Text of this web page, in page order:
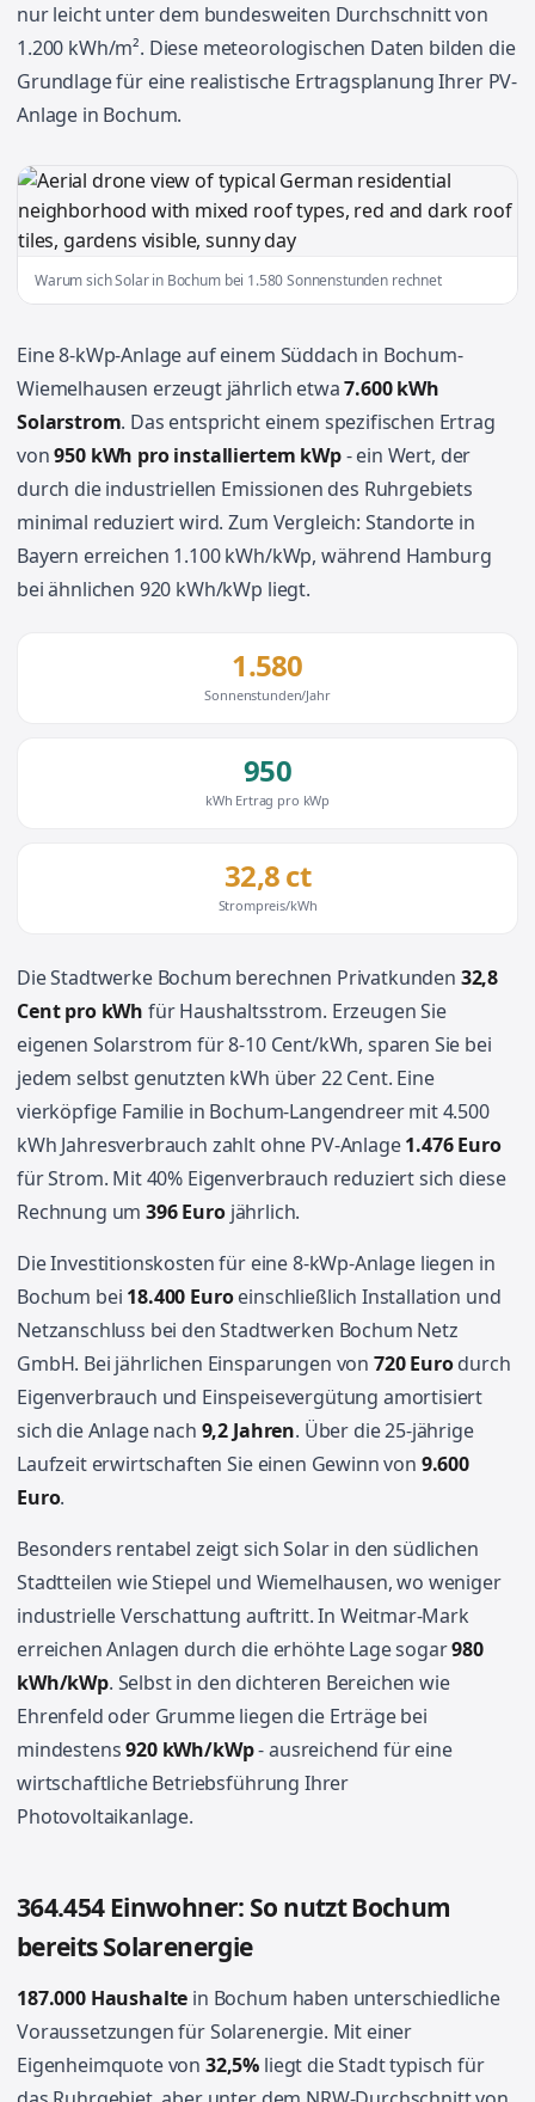
nur leicht unter dem bundesweiten Durchschnitt von
1.200 kWh/m². Diese meteorologischen Daten bilden die
Grundlage für eine realistische Ertragsplanung Ihrer PV-
Anlage in Bochum.
Warum sich Solar in Bochum bei 1.580 Sonnenstunden rechnet
Eine 8-kWp-Anlage auf einem Süddach in Bochum-
Wiemelhausen erzeugt jährlich etwa7.600 kWh
Solarstrom. Das entspricht einem spezifischen Ertrag
von950 kWh pro installiertem kWp- ein Wert, der
durch die industriellen Emissionen des Ruhrgebiets
minimal reduziert wird. Zum Vergleich: Standorte in
Bayern erreichen 1.100 kWh/kWp, während Hamburg
bei ähnlichen 920 kWh/kWp liegt.
1.580
Sonnenstunden/Jahr
950
kWh Ertrag pro kWp
32,8 ct
Strompreis/kWh
Die Stadtwerke Bochum berechnen Privatkunden 32,8
Cent pro kWh für Haushaltsstrom. Erzeugen Sie
eigenen Solarstrom für 8-10 Cent/kWh, sparen Sie bei
jedem selbst genutzten kWh über 22 Cent. Eine
vierköpfige Familie in Bochum-Langendreer mit 4.500
kWh Jahresverbrauch zahlt ohne PV-Anlage1.476 Euro
für Strom. Mit 40% Eigenverbrauch reduziert sich diese
Rechnung um396 Eurojährlich.
Die Investitionskosten für eine 8-kWp-Anlage liegen in
Bochum bei 18.400 Euroeinschließlich Installation und
Netzanschluss bei den Stadtwerken Bochum Netz
GmbH. Bei jährlichen Einsparungen von 720 Eurodurch
Eigenverbrauch und Einspeisevergütung amortisiert
sich die Anlage nach 9,2 Jahren. Über die 25-jährige
Laufzeit erwirtschaften Sie einen Gewinn von 9.600
Euro.
Besonders rentabel zeigt sich Solar in den südlichen
Stadtteilen wie Stiepel und Wiemelhausen, wo weniger
industrielle Verschattung auftritt. In Weitmar-Mark
erreichen Anlagen durch die erhöhte Lage sogar980
kWh/kWp. Selbst in den dichteren Bereichen wie
Ehrenfeld oder Grumme liegen die Erträge bei
mindestens920 kWh/kWp- ausreichend für eine
wirtschaftliche Betriebsführung Ihrer
Photovoltaikanlage.
364.454 Einwohner: So nutzt Bochum
bereits Solarenergie
187.000 Haushalte in Bochum haben unterschiedliche
Voraussetzungen für Solarenergie. Mit einer
Eigenheimquote von 32,5% liegt die Stadt typisch für